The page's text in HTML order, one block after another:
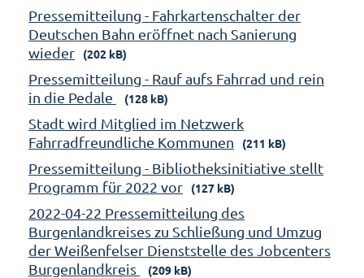
Pressemitteilung - Fahrkartenschalter der
Deutschen Bahn eröffnet nach Sanierung
wieder
(202 kB)
Pressemitteilung - Rauf aufs Fahrrad und rein
in die Pedale
(128 kB)
Stadt wird Mitglied im Netzwerk
Fahrradfreundliche Kommunen
(211 kB)
Pressemitteilung - Bibliotheksinitiative stellt
Programm für 2022 vor
(127 kB)
2022-04-22 Pressemitteilung des
Burgenlandkreises zu Schließung und Umzug
der Weißenfelser Dienststelle des Jobcenters
Burgenlandkreis
(209 kB)